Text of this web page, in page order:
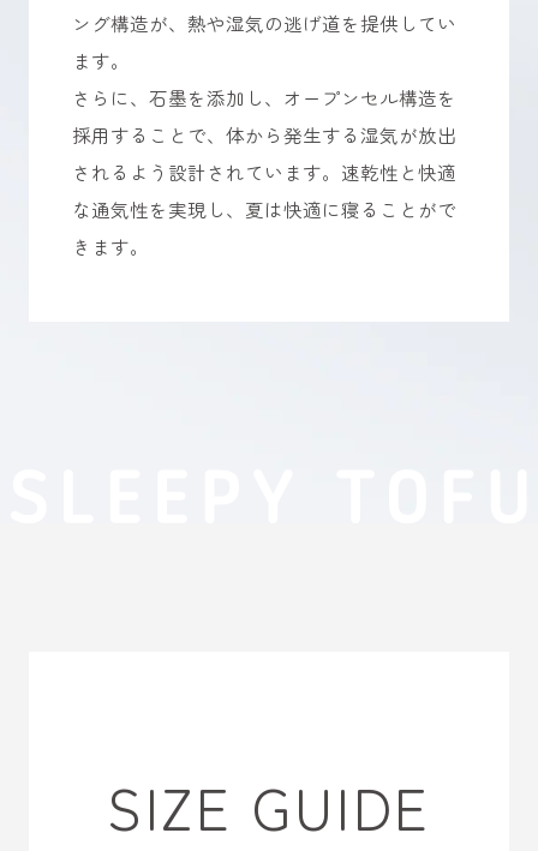
ング構造が、熱や湿気の逃げ道を提供してい
ます。
さらに、石墨を添加し、オープンセル構造を
採用することで、体から発生する湿気が放出
されるよう設計されています。速乾性と快適
な通気性を実現し、夏は快適に寝ることがで
きます。
SIZE GUIDE